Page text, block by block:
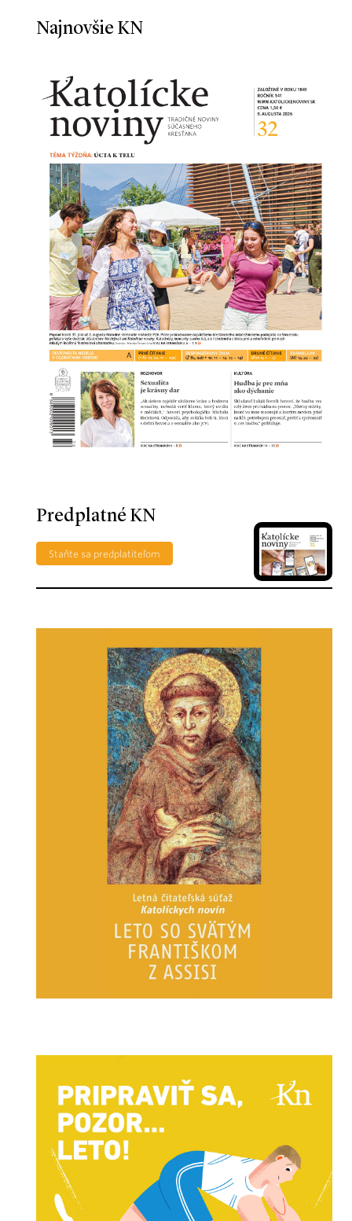
Najnovšie KN
Predplatné KN
Staňte sa predplatiteľom